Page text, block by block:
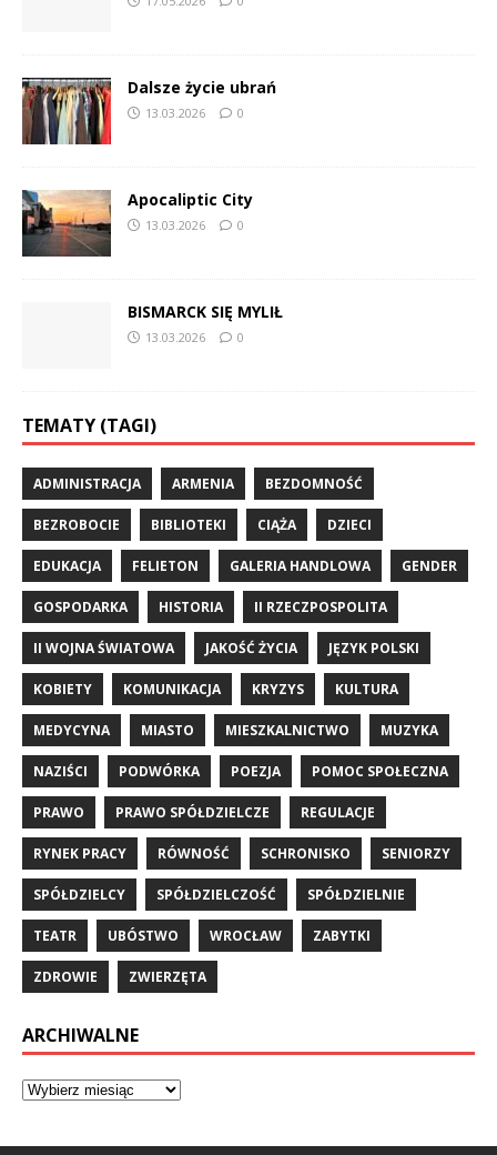
Dalsze życie ubrań
13.03.2026 0
Apocaliptic City
13.03.2026 0
BISMARCK SIĘ MYLIŁ
13.03.2026 0
TEMATY (TAGI)
ADMINISTRACJA ARMENIA BEZDOMNOŚĆ
BEZROBOCIE BIBLIOTEKI CIĄŻA DZIECI
EDUKACJA FELIETON GALERIA HANDLOWA GENDER
GOSPODARKA HISTORIA II RZECZPOSPOLITA
II WOJNA ŚWIATOWA JAKOŚĆ ŻYCIA JĘZYK POLSKI
KOBIETY KOMUNIKACJA KRYZYS KULTURA
MEDYCYNA MIASTO MIESZKALNICTWO MUZYKA
NAZIŚCI PODWÓRKA POEZJA POMOC SPOŁECZNA
PRAWO PRAWO SPÓŁDZIELCZE REGULACJE
RYNEK PRACY RÓWNOŚĆ SCHRONISKO SENIORZY
SPÓŁDZIELCY SPÓŁDZIELCZOŚĆ SPÓŁDZIELNIE
TEATR UBÓSTWO WROCŁAW ZABYTKI
ZDROWIE ZWIERZĘTA
ARCHIWALNE